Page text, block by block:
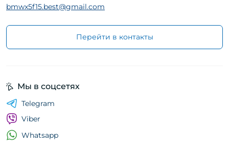
bmwx5f15.best@gmail.com
Перейти в контакты
Мы в соцсетях
Telegram
Viber
Whatsapp